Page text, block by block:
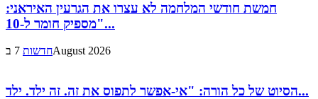
חמשת חודשי המלחמה לא עצרו את הגרעין האיראני:
"מספיק חומר ל-10...
חדשות7 בAugust 2026
הסיוט של כל הורה: "אי-אפשר לתפוס את זה. זה ילד. ילד...